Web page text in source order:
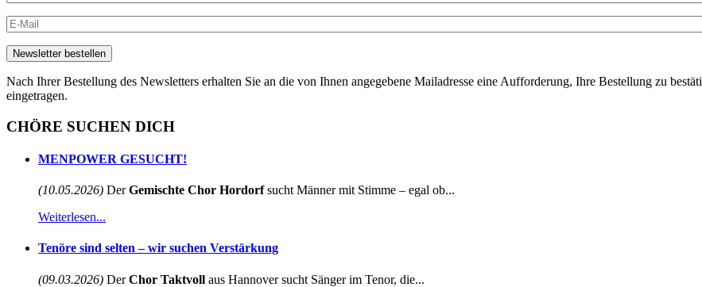
Nach Ihrer Bestellung des Newsletters erhalten Sie an die von Ihnen angegebene Mailadresse eine Aufforderung, Ihre Bestellung zu
eingetragen.
CHÖRE SUCHEN DICH
MENPOWER GESUCHT!
(10.05.2026) DerGemischte Chor Hordorfsucht Männer mit Stimme – egal ob...
Weiterlesen...
Tenöre sind selten – wir suchen Verstärkung
(09.03.2026) DerChor Taktvoll aus Hannover sucht Sänger im Tenor, die...